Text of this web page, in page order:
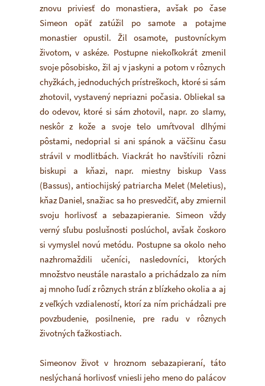
znovu priviesť do monastiera, avšak po čase
Simeon opäť zatúžil po samote a potajme
monastier opustil. Žil osamote, pustovníckym
životom, v askéze. Postupne niekoľkokrát zmenil
svoje pôsobisko, žil aj v jaskyni a potom v rôznych
chyžkách, jednoduchých prístreškoch, ktoré si sám
zhotovil, vystavený nepriazni počasia. Obliekal sa
do odevov, ktoré si sám zhotovil, napr. zo slamy,
neskôr z kože a svoje telo umŕtvoval dlhými
pôstami, nedoprial si ani spánok a väčšinu času
strávil v modlitbách. Viackrát ho navštívili rôzni
biskupi a kňazi, napr. miestny biskup Vass
(Bassus), antiochijský patriarcha Melet (Meletius),
kňaz Daniel, snažiac sa ho presvedčiť, aby zmiernil
svoju horlivosť a sebazapieranie. Simeon vždy
verný sľubu poslušnosti poslúchol, avšak čoskoro
si vymyslel novú metódu. Postupne sa okolo neho
nazhromaždili učeníci, nasledovníci, ktorých
množstvo neustále narastalo a prichádzalo za ním
aj mnoho ľudí z rôznych strán z blízkeho okolia a aj
z veľkých vzdialeností, ktorí za ním prichádzali pre
povzbudenie, posilnenie, pre radu v rôznych
životných ťažkostiach.
Simeonov život v hroznom sebazapieraní, táto
neslýchaná horlivosť vniesli jeho meno do palácov